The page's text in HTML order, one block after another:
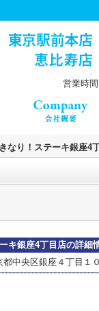
営業時
なり！ステーキ銀座4
キ銀座4丁目店の詳細
都中央区銀座４丁目１